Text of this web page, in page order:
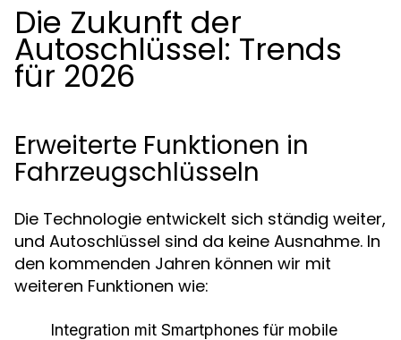
Die Zukunft der
Autoschlüssel: Trends
für 2026
Erweiterte Funktionen in
Fahrzeugschlüsseln
Die Technologie entwickelt sich ständig weiter,
und Autoschlüssel sind da keine Ausnahme. In
den kommenden Jahren können wir mit
weiteren Funktionen wie:
Integration mit Smartphones für mobile